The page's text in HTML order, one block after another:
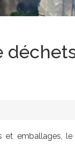
et emballages,